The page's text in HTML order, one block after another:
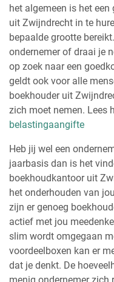
het algemeen is het
uit Zwijndrecht in te
bepaalde grootte
ondernemer of draai je
op zoek naar een
geldt ook voor alle
boekhouder uit
zich moet nemen. Lees
belastingaangifte
Heb jij wel een
jaarbasis dan is het
boekhoudkantoor uit
het onderhouden van
zijn er genoeg
actief met jou
slim wordt omgegaan
voordeelboxen kan er
dat je denkt. De